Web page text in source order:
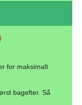
for maksimalt
bagefter. Så